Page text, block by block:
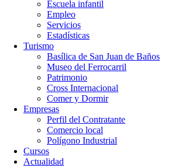
Escuela infantil
Empleo
Servicios
Estadísticas
Turismo
Basílica de San Juan de Baños
Museo del Ferrocarril
Patrimonio
Cross Internacional
Comer y Dormir
Empresas
Perfil del Contratante
Comercio local
Polígono Industrial
Cursos
Actualidad